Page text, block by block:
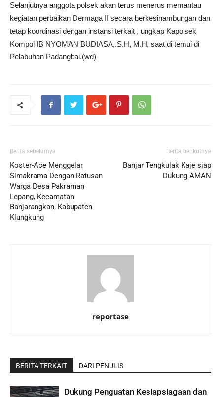
Selanjutnya anggota polsek akan terus menerus memantau
kegiatan perbaikan Dermaga II secara berkesinambungan dan
tetap koordinasi dengan instansi terkait , ungkap Kapolsek
Kompol IB NYOMAN BUDIASA,.S.H, M.H, saat di temui di
Pelabuhan Padangbai.(wd)
Berita sebelumya
Koster-Ace Menggelar
Simakrama Dengan Ratusan
Warga Desa Pakraman
Lepang, Kecamatan
Banjarangkan, Kabupaten
Klungkung
Berita berikutnya
Banjar Tengkulak Kaje siap
Dukung AMAN
reportase
BERITA TERKAIT DARI PENULIS
Dukung Penguatan Kesiapsiagaan dan